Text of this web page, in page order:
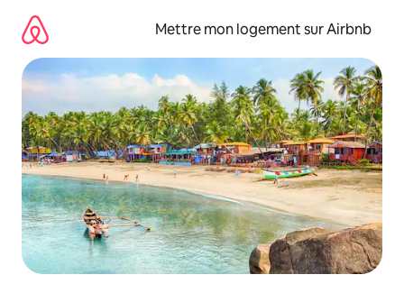
directement
contenu
Mettre mon logement sur Airbnb